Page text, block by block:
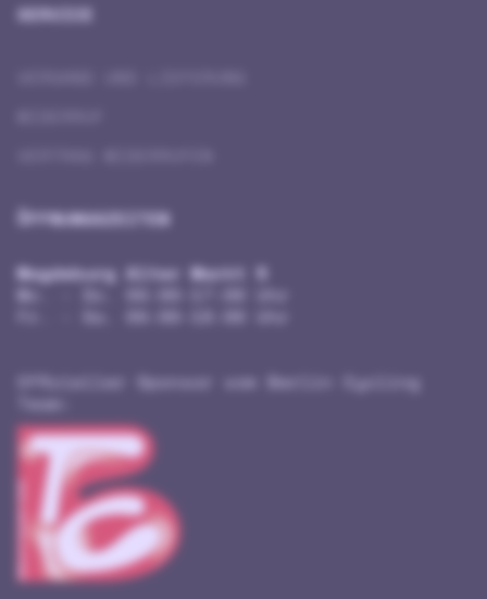
SERVICE
ÖFFNUNGSZEITEN
Magdeburg Alter Markt 5
Offizieller Sponsor vom Berlin Cycling
Team: